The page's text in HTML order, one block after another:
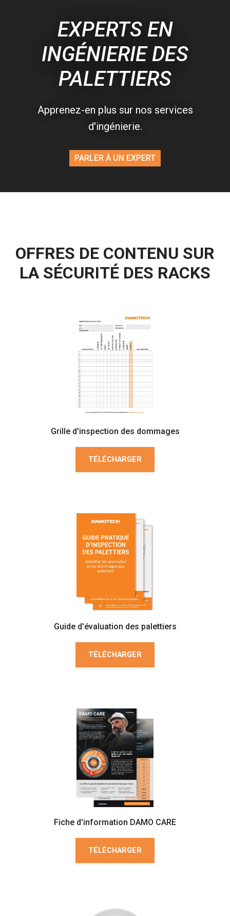
EXPERTS EN
INGÉNIERIE DES
PALETTIERS
Apprenez-en plus sur nos services
d'ingénierie.
PARLER À UN EXPERT
OFFRES DE CONTENU SUR
LA SÉCURITÉ DES RACKS
Grille d'inspection des dommages
TÉLÉCHARGER
Guide d'évaluation des palettiers
TÉLÉCHARGER
Fiche d'information DAMO CARE
TÉLÉCHARGER